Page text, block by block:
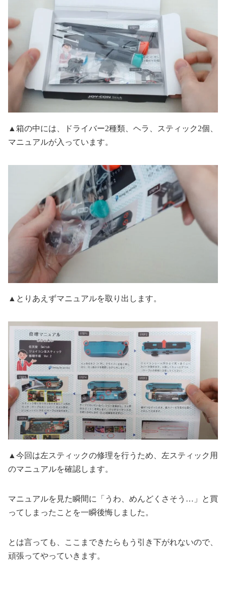
▲箱の中には、ドライバー2種類、ヘラ、スティック2個、
マニュアルが入っています。
▲とりあえずマニュアルを取り出します。
▲今回は左スティックの修理を行うため、左スティック用
のマニュアルを確認します。
マニュアルを見た瞬間に「うわ、めんどくさそう…」と買
ってしまったことを一瞬後悔しました。
とは言っても、ここまできたらもう引き下がれないので、
頑張ってやっていきます。